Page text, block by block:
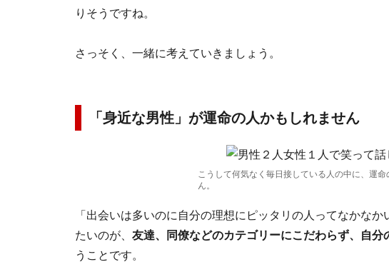
りそうですね。
さっそく、一緒に考えていきましょう。
「身近な男性」が運命の人かもしれません
こうして何気なく毎日接している人の中に、運
ん。
「出会いは多いのに自分の理想にピッタリの人ってなかな
たいのが、 友達、同僚などのカテゴリーにこだわらず、自
うことです。